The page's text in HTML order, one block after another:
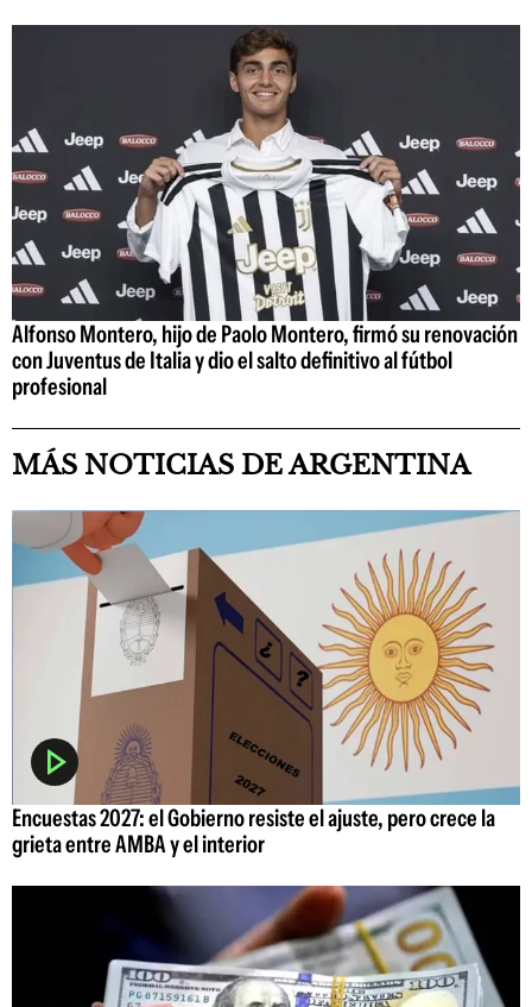
Alfonso Montero, hijo de Paolo Montero, firmó su renovación
con Juventus de Italia y dio el salto definitivo al fútbol
profesional
MÁS NOTICIAS DE ARGENTINA
Encuestas 2027: el Gobierno resiste el ajuste, pero crece la
grieta entre AMBA y el interior